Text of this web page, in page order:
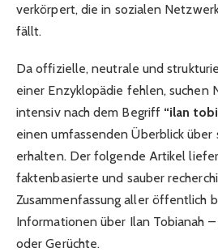
verkörpert, die in sozialen
fällt.
Da offizielle, neutrale und
einer Enzyklopädie fehlen, suchen
intensiv nach dem Begriff “ilan
einen umfassenden Überblick über
erhalten. Der folgende Artikel
faktenbasierte und sauber
Zusammenfassung aller öffentlich
Informationen über Ilan Tobianah
oder Gerüchte.